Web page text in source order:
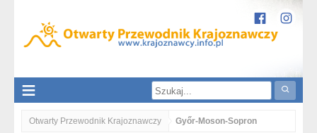
Otwarty Przewodnik Krajoznawczy Győr-Moson-Sopron